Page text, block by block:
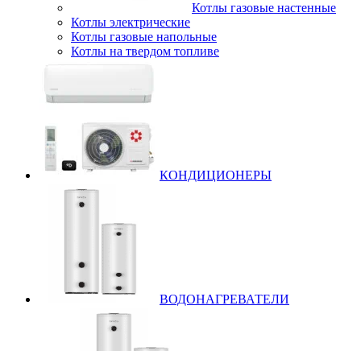
Котлы газовые настенные
Котлы электрические
Котлы газовые напольные
Котлы на твердом топливе
КОНДИЦИОНЕРЫ
ВОДОНАГРЕВАТЕЛИ